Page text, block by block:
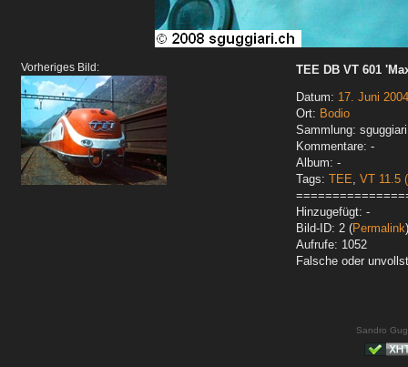
Vorheriges Bild:
TEE DB VT 601
Datum: 17. Juni 2004
Ort: Bodio
Sammlung:
Kommentare: -
Album: -
Tags: TEE, VT 11.5
Hinzugefügt: -
Bild-ID: 2 (Permalink)
Aufrufe: 1052
Falsche oder
Sandro